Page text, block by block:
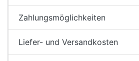
Zahlungsmöglichkeiten
Liefer- und Versandkosten